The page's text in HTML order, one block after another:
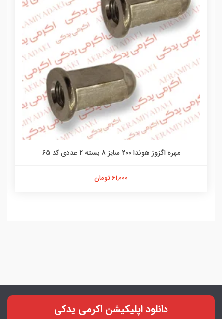
مهره اگزوز هوندا 200 سایز 8 بسته 2 عددی کد 65
61,000 تومان
دانلود اپلیکیشن اکرمی یدکی